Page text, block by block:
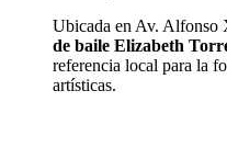
Ubicada en Av. Alfonso
de baile Elizabeth
referencia local para la
artísticas.